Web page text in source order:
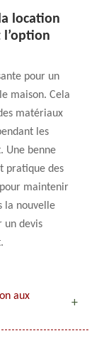
location
pour un
maison. Cela
matériaux
les
Une benne
pratique des
maintenir
la nouvelle
un devis
aux